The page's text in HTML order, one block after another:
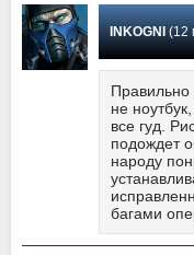
INKOGNI(12
не
все гуд.
подождет
народу
багами